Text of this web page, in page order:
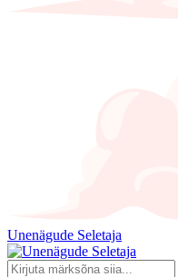
Unenägude Seletaja